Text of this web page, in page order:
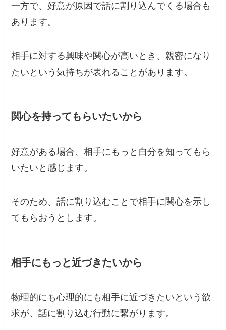
一方で、好意が原因で話に割り込んでくる場合も
あります。
相手に対する興味や関心が高いとき、親密になり
たいという気持ちが表れることがあります。
関心を持ってもらいたいから
好意がある場合、相手にもっと自分を知ってもら
いたいと感じます。
そのため、話に割り込むことで相手に関心を示し
てもらおうとします。
相手にもっと近づきたいから
物理的にも心理的にも相手に近づきたいという欲
求が、話に割り込む行動に繋がります。